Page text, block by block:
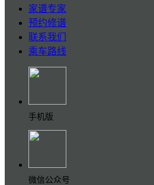
家谱专家
预约修谱
联系我们
乘车路线
手机版
微信公众号